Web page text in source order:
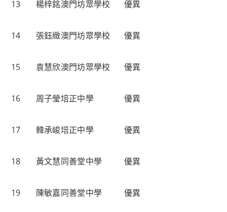
13 楊梓銘澳門坊眾學校 優異
14 張鈺緻澳門坊眾學校 優異
15 袁慧欣澳門坊眾學校 優異
16 周子瑩培正中學 優異
17 韓承峻培正中學 優異
18 黃文慧同善堂中學 優異
19 陳敏嘉同善堂中學 優異